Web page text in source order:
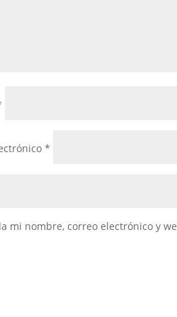
*
mi nombre, correo electrónico y